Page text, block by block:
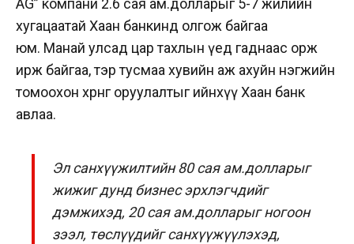
AG” компани 2.6 сая ам.долларыг 5-7 жилийн
хугацаатай Хаан банкинд олгож байгаа
юм. Манай улсад цар тахлын үед гаднаас орж
ирж байгаа, тэр тусмаа хувийн аж ахуйн нэгжийн
томоохон хөрөнгө оруулалтыг ийнхүү Хаан банк
авлаа.
Эл санхүүжилтийн 80 сая ам.долларыг
жижиг дунд бизнес эрхлэгчдийг
дэмжихэд, 20 сая ам.долларыг ногоон
зээл, төслүүдийг санхүүжүүлэхэд,